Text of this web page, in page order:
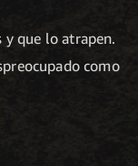
y que lo atrapen.
como